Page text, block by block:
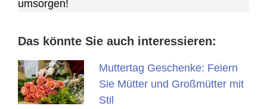
umsorgen!
Das könnte Sie auch interessieren:
Muttertag Geschenke: Feiern
Sie Mütter und Großmütter mit
Stil